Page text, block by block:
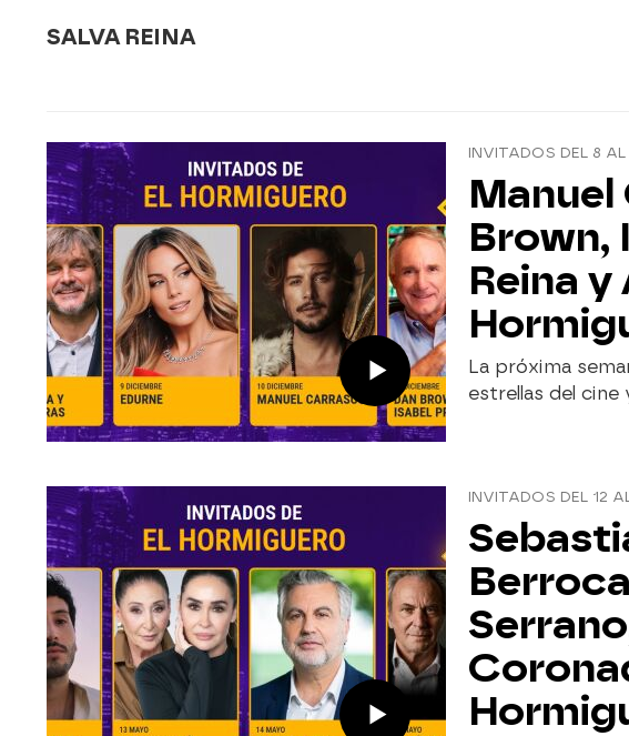
SALVA REINA
INVITADOS DEL 8 AL
Manuel
Brown,
Reina y
La próxima
estrellas del cine
INVITADOS DEL 12